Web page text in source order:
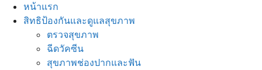
หน้าแรก
สิทธิป้องกันและดูแลสุขภาพ
ตรวจสุขภาพ
ฉีดวัคซีน
สุขภาพช่องปากและฟัน